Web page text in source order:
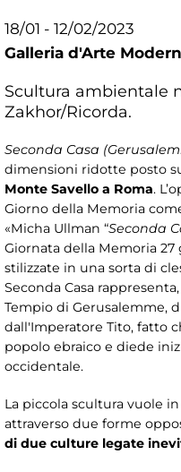
18/01 - 12/02/2023
Galleria d'Arte
Scultura ambientale
Zakhor/Ricorda.
Seconda Casa
dimensioni ridotte posto
Monte Savello a Roma.
Giorno della Memoria
«Micha Ullman “Seconda
Giornata della Memoria 27
stilizzate in una sorta di
Seconda Casa
Tempio di Gerusalemme,
dall'Imperatore Tito, fatto
popolo ebraico e diede
occidentale.
La piccola scultura vuole
attraverso due forme
di due culture legate